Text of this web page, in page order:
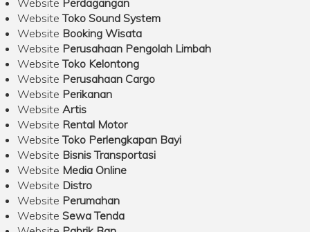
Website Perdagangan
WebsiteToko Sound System
Website Booking Wisata
Website Perusahaan Pengolah Limbah
WebsiteToko Kelontong
Website Perusahaan Cargo
Website Perikanan
Website Artis
Website Rental Motor
WebsiteToko Perlengkapan Bayi
Website Bisnis Transportasi
Website Media Online
Website Distro
Website Perumahan
Website Sewa Tenda